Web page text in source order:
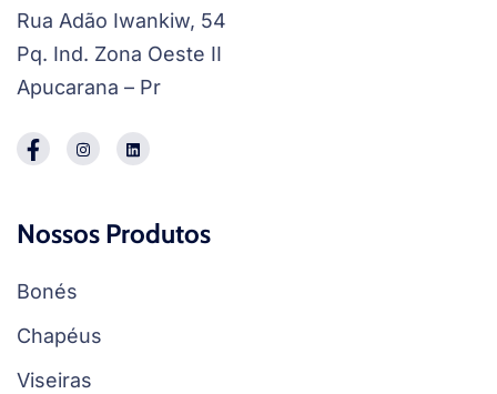
Rua Adão Iwankiw, 54
Pq. Ind. Zona Oeste II
Apucarana – Pr
Nossos Produtos
Bonés
Chapéus
Viseiras